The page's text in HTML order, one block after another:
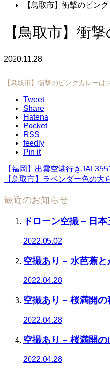
【鳥取市】衝撃のピン
【鳥取市】衝
2020.11.28
【鳥取市】衝撃のピンクカレー
Tweet
Share
Hatena
Pocket
RSS
feedly
Pin it
【福岡】出雲空港行き
【鳥取市】ラベンダー色の
最近のお知らせ
ドローン空撮 – 日
2022.05.02
空撮あり – 水芭蕉と
2022.04.28
空撮あり – 桜満開の
2022.04.28
空撮あり – 桜満開の
2022.04.28